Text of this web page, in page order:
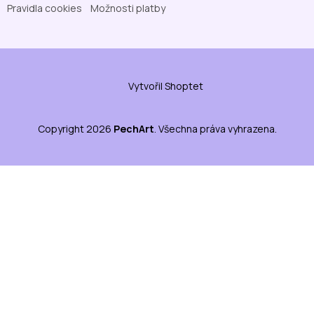
Pravidla cookies
Možnosti platby
Vytvořil Shoptet
Copyright 2026 PechArt . Všechna práva vyhrazena.